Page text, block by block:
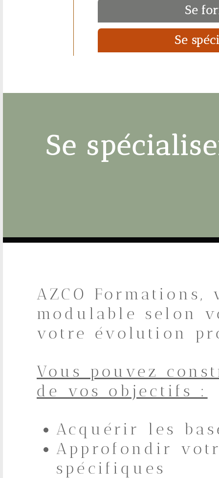
Se
Se
Se
AZCO
modulable selon
votre évolution
Vous pouvez
de vos objectifs :
Acquérir les
Approfondir
spécifiques